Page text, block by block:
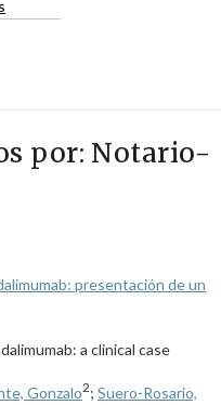
por: Notario-
presentación de un
a clinical case
Gonzalo2; Suero-Rosario,